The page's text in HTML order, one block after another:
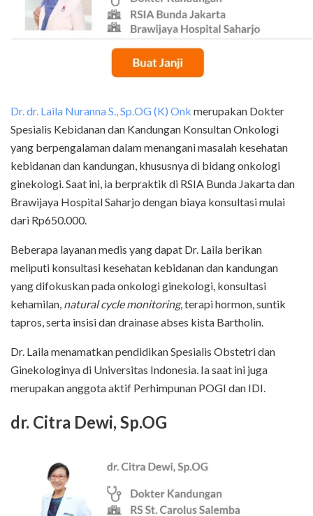
Dr. dr. Laila Nuranna S., Sp.OG (K) Onk merupakan Dokter
Spesialis Kebidanan dan Kandungan Konsultan Onkologi
yang berpengalaman dalam menangani masalah kesehatan
kebidanan dan kandungan, khususnya di bidang onkologi
ginekologi. Saat ini, ia berpraktik di RSIA Bunda Jakarta dan
Brawijaya Hospital Saharjo dengan biaya konsultasi mulai
dari Rp650.000.
Beberapa layanan medis yang dapat Dr. Laila berikan
meliputi konsultasi kesehatan kebidanan dan kandungan
yang difokuskan pada onkologi ginekologi, konsultasi
kehamilan, natural cycle monitoring, terapi hormon, suntik
tapros, serta insisi dan drainase abses kista Bartholin.
Dr. Laila menamatkan pendidikan Spesialis Obstetri dan
Ginekologinya di Universitas Indonesia. Ia saat ini juga
merupakan anggota aktif Perhimpunan POGI dan IDI.
dr. Citra Dewi, Sp.OG